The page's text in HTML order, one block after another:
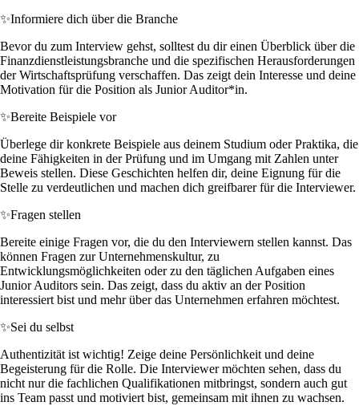
✨Informiere dich über die Branche
Bevor du zum Interview gehst, solltest du dir einen Überblick über die
Finanzdienstleistungsbranche und die spezifischen Herausforderungen
der Wirtschaftsprüfung verschaffen. Das zeigt dein Interesse und deine
Motivation für die Position als Junior Auditor*in.
✨Bereite Beispiele vor
Überlege dir konkrete Beispiele aus deinem Studium oder Praktika, die
deine Fähigkeiten in der Prüfung und im Umgang mit Zahlen unter
Beweis stellen. Diese Geschichten helfen dir, deine Eignung für die
Stelle zu verdeutlichen und machen dich greifbarer für die Interviewer.
✨Fragen stellen
Bereite einige Fragen vor, die du den Interviewern stellen kannst. Das
können Fragen zur Unternehmenskultur, zu
Entwicklungsmöglichkeiten oder zu den täglichen Aufgaben eines
Junior Auditors sein. Das zeigt, dass du aktiv an der Position
interessiert bist und mehr über das Unternehmen erfahren möchtest.
✨Sei du selbst
Authentizität ist wichtig! Zeige deine Persönlichkeit und deine
Begeisterung für die Rolle. Die Interviewer möchten sehen, dass du
nicht nur die fachlichen Qualifikationen mitbringst, sondern auch gut
ins Team passt und motiviert bist, gemeinsam mit ihnen zu wachsen.